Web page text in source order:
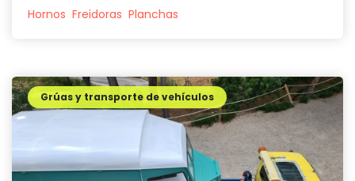
Hornos Freidoras Planchas
Grúas y transporte de vehículos